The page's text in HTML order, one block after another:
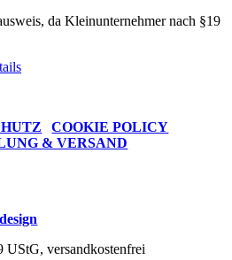
da Kleinunternehmer nach §19
|COOKIE POLICY
& VERSAND
UStG, versandkostenfrei